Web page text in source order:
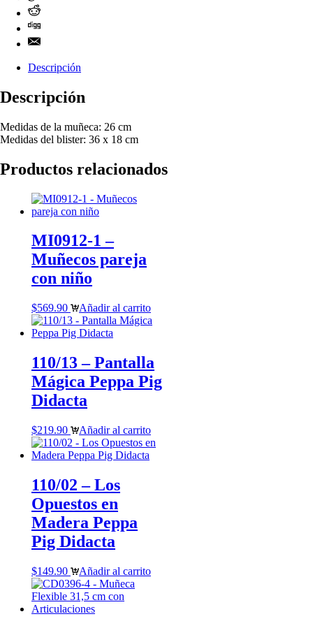
Descripción
Descripción
Medidas de la muñeca: 26 cm
Medidas del blister: 36 x 18 cm
Productos relacionados
MI0912-1 –
Muñecos pareja
con niño
$569.90 Añadir al carrito
110/13 – Pantalla
Mágica Peppa Pig
Didacta
$219.90 Añadir al carrito
110/02 – Los
Opuestos en
Madera Peppa
Pig Didacta
$149.90 Añadir al carrito